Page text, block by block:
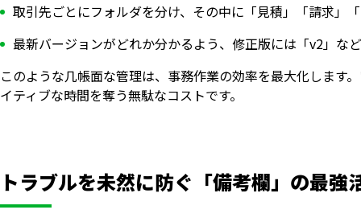
取引先ごとにフォルダを分け、その中に「見積」「請求」
最新バージョンがどれか分かるよう、修正版には「v2」な
このような几帳面な管理は、事務作業の効率を最大化します
イティブな時間を奪う無駄なコストです。
トラブルを未然に防ぐ「備考欄」の最強